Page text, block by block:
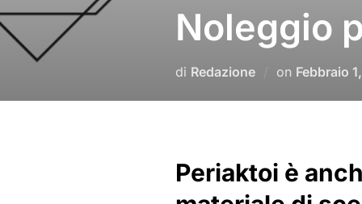
Noleggio
di Redazione on Pubblicato
Febbraio
Periaktoi è